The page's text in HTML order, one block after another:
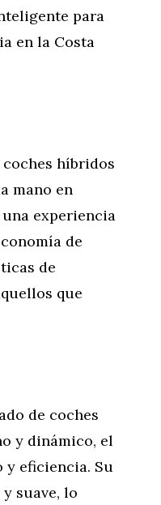
para
en la Costa
híbridos
mano en
experiencia
de
de
que
de coches
y dinámico, el
eficiencia. Su
suave, lo